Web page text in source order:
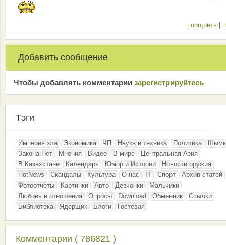
поощрить
Добавить сообщение
Чтобы добавлять комментарии зарeгиcтрирyйтeсь
Тэги
Империя зла Экономика ЧП Наука и техника Политика
Закона.Нет
Мнения Видео В мире
Центральная Азия
В Казахстане
Календарь Юмор и Истории
Новости оружия
HotNews
Скандалы Культура О нас IT Спорт
Архив статей
Фотоотчёты
Картинки Авто Девчонки
Мальчики
Любовь и отношения
Опросы Download Обменник
Ссылки
Библиотека
Ядерщик Блоги Гостевая
Комментарии ( 786821 )